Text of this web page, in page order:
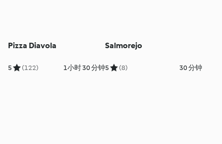
Pizza Diavola
5 (122) 1小时 30 分钟
Salmorejo
5 (8) 30 分钟